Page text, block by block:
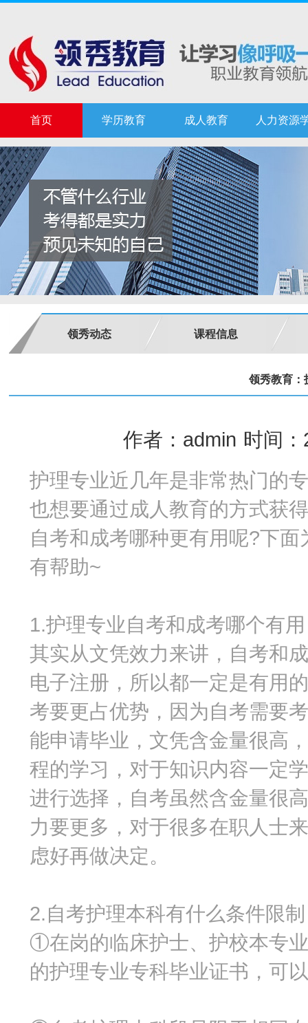
首页 学历教育 成人教育 人力资源
领秀动态 课程信息
领秀教育：
作者：admin 时间
护理专业近几年是非常热门的
也想要通过成人教育的方式获
自考和成考哪种更有用呢?下
有帮助~
1.护理专业自考和成考哪个有用
其实从文凭效力来讲，自考和
电子注册，所以都一定是有用
考要更占优势，因为自考需要
能申请毕业，文凭含金量很高
程的学习，对于知识内容一定
进行选择，自考虽然含金量很
力要更多，对于很多在职人士
虑好再做决定。
2.自考护理本科有什么条件限制
①在岗的临床护士、护校本专
的护理专业专科毕业证书，可